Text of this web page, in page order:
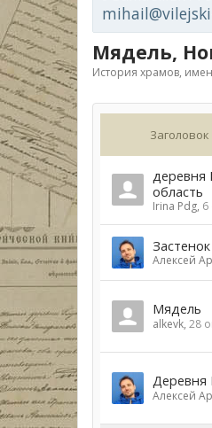
Мядель,
История храмов,
Заголовок
деревня
область
Irina Pdg, 6
Алексей
Мядель
alkevk, 28
Деревня
Алексей